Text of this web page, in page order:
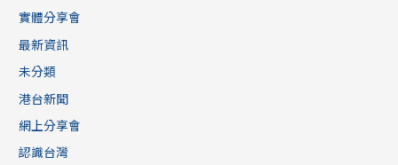
實體分享會
最新資訊
未分類
港台新聞
網上分享會
認識台灣